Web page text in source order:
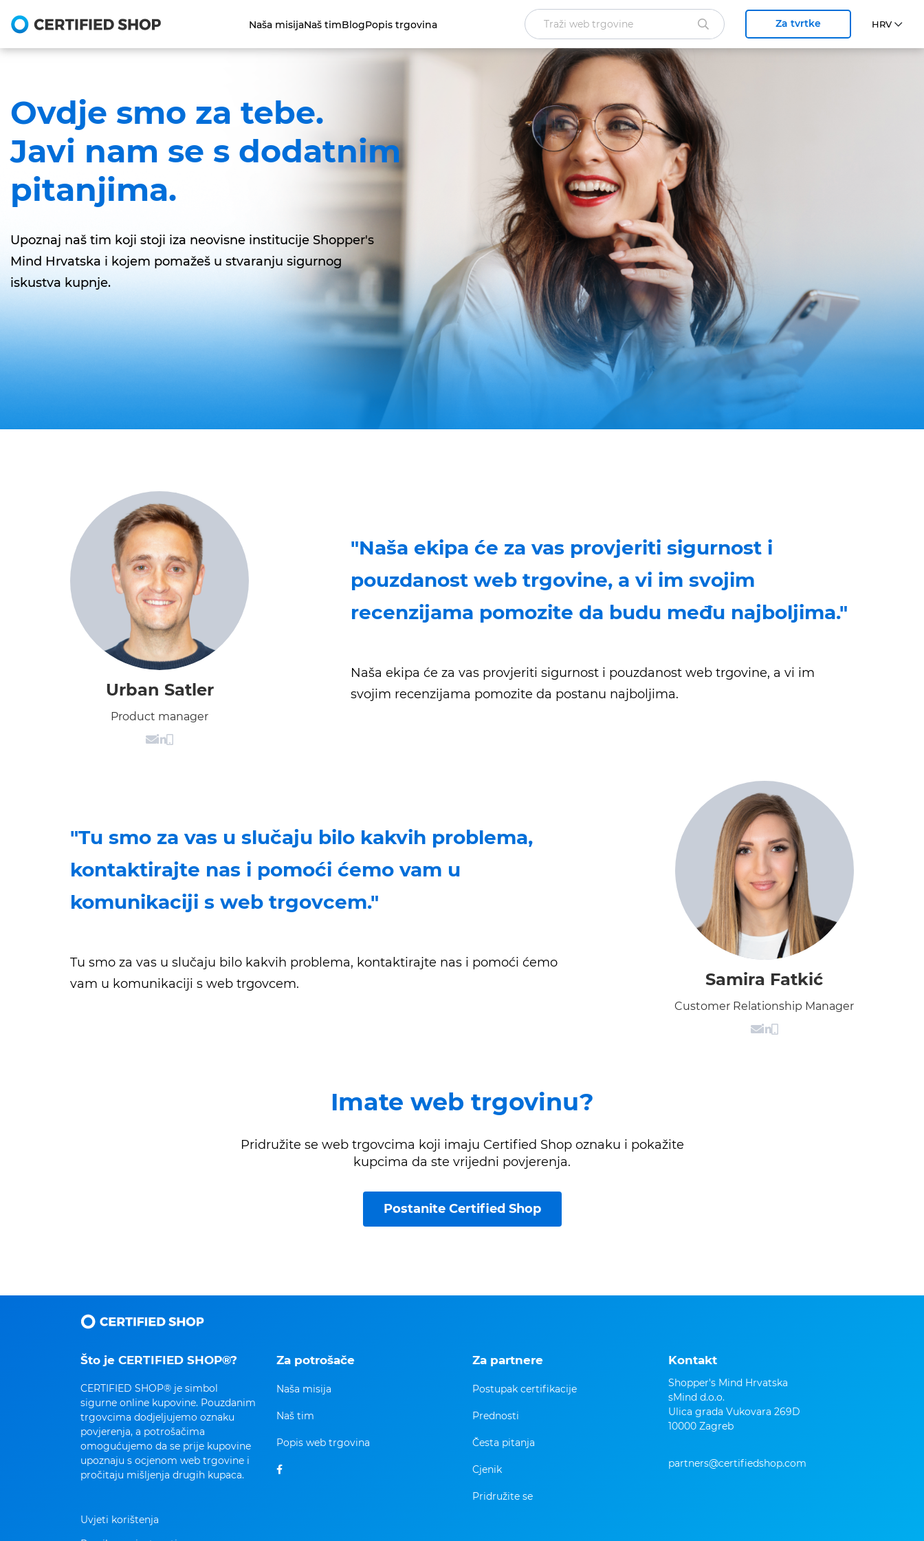
Naša misijaNaš timBlogPopis trgovina Za tvrtke
Ovdje smo za tebe.
Javi nam se s dodatnim
pitanjima.
Upoznaj naš tim koji stoji iza neovisne institucije Shopper's
Mind Hrvatska i kojem pomažeš u stvaranju sigurnog
iskustva kupnje.
Urban Satler
Product manager
"Naša ekipa će za vas provjeriti sigurnost i
pouzdanost web trgovine, a vi im svojim
recenzijama pomozite da budu među najboljima."
Naša ekipa će za vas provjeriti sigurnost i pouzdanost web trgovine, a vi im
svojim recenzijama pomozite da postanu najboljima.
Samira Fatkić
Customer Relationship Manager
"Tu smo za vas u slučaju bilo kakvih problema,
kontaktirajte nas i pomoći ćemo vam u
komunikaciji s web trgovcem."
Tu smo za vas u slučaju bilo kakvih problema, kontaktirajte nas i pomoći ćemo
vam u komunikaciji s web trgovcem.
Imate web trgovinu?
Pridružite se web trgovcima koji imaju Certified Shop oznaku i pokažite
kupcima da ste vrijedni povjerenja.
Postanite Certified Shop
Što je CERTIFIED SHOP®?
CERTIFIED SHOP® je simbol
sigurne online kupovine. Pouzdanim
trgovcima dodjeljujemo oznaku
povjerenja, a potrošačima
omogućujemo da se prije kupovine
upoznaju s ocjenom web trgovine i
pročitaju mišljenja drugih kupaca.
Uvjeti korištenja
Za potrošače
Naša misija
Naš tim
Popis web trgovina
Za partnere
Postupak certifikacije
Prednosti
Česta pitanja
Cjenik
Pridružite se
Kontakt
Shopper's Mind Hrvatska
sMind d.o.o.
Ulica grada Vukovara 269D
10000 Zagreb
partners@certifiedshop.com